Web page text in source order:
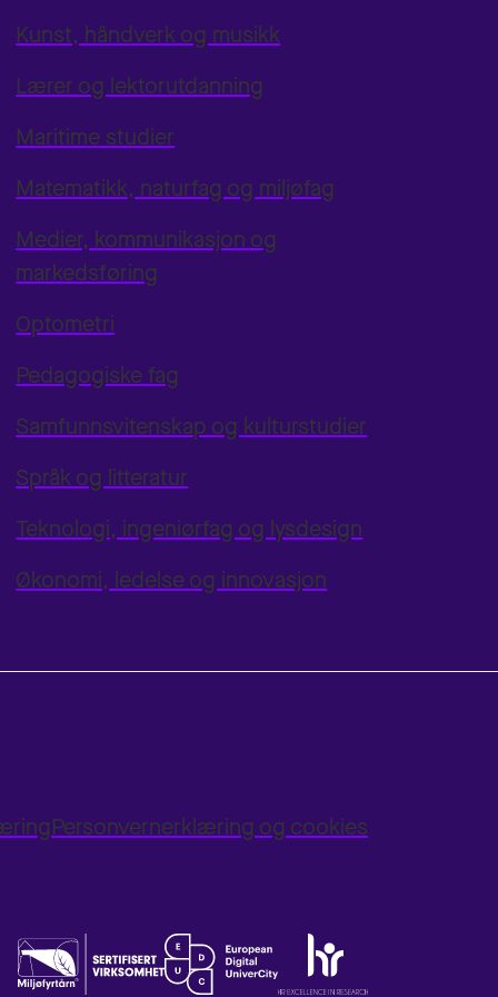
Kunst, håndverk og musikk
Lærer og lektorutdanning
Maritime studier
Matematikk, naturfag og miljøfag
Medier, kommunikasjon og
markedsføring
Optometri
Pedagogiske fag
Samfunnsvitenskap og kulturstudier
Språk og litteratur
Teknologi, ingeniørfag og lysdesign
Økonomi, ledelse og innovasjon
Personvernerklæring og cookies